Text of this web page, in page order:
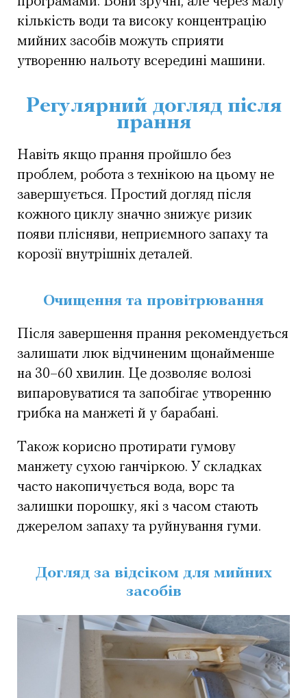
кількість води та високу концентрацію
мийних засобів можуть сприяти
утворенню нальоту всередині машини.
Регулярний догляд після
прання
Навіть якщо прання пройшло без
проблем, робота з технікою на цьому не
завершується. Простий догляд після
кожного циклу значно знижує ризик
появи плісняви, неприємного запаху та
корозії внутрішніх деталей.
Очищення та провітрювання
Після завершення прання рекомендується
залишати люк відчиненим щонайменше
на 30–60 хвилин. Це дозволяє волозі
випаровуватися та запобігає утворенню
грибка на манжеті й у барабані.
Також корисно протирати гумову
манжету сухою ганчіркою. У складках
часто накопичується вода, ворс та
залишки порошку, які з часом стають
джерелом запаху та руйнування гуми.
Догляд за відсіком для мийних
засобів